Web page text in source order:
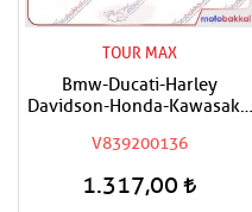
TOUR MAX
Bmw-Ducati-Harley
Davidson-Honda-Kawasaki-
Amortisör Yağ Keçesi
V839200136
1.317,00